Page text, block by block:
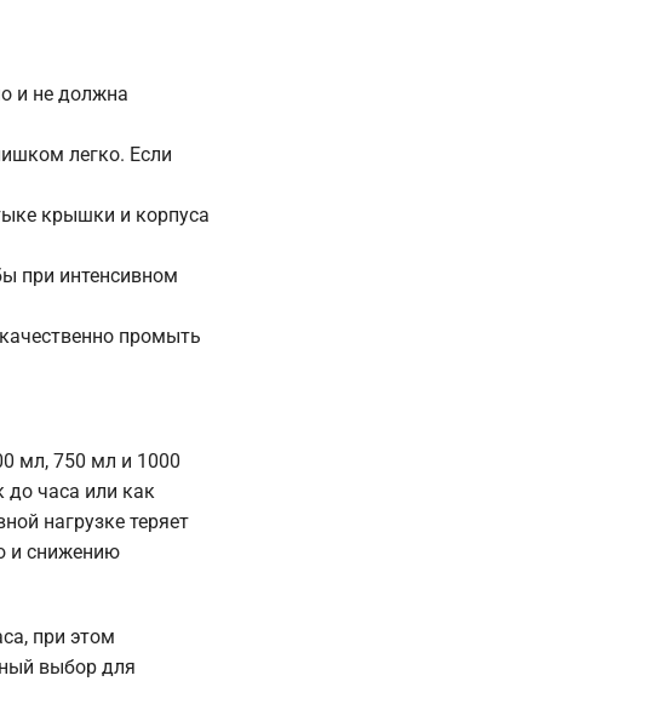
и не должна
легко. Если
крышки и корпуса
при интенсивном
промыть
мл, 750 мл и 1000
часа или как
нагрузке теряет
и снижению
при этом
выбор для